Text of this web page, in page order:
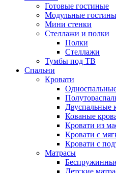
Готовые гостиные
Модульные
Мини стенки
Стеллажи и полки
Полки
Стеллажи
Тумбы под ТВ
Спальни
Кровати
Двуспальные
Кованые
Кровати из
Кровати с
Кровати с
Матрасы